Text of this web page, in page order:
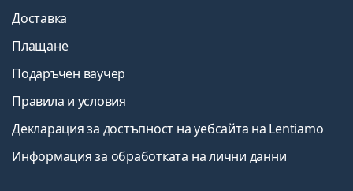
Доставка
Плащане
Подаръчен ваучер
Правила и условия
Декларация за достъпност на уебсайта на Lentiamo
Информация за обработката на лични данни